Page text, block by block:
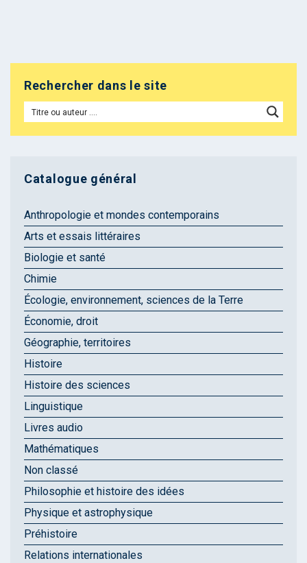
Rechercher dans le site
Catalogue général
Anthropologie et mondes contemporains
Arts et essais littéraires
Biologie et santé
Chimie
Écologie, environnement, sciences de la Terre
Économie, droit
Géographie, territoires
Histoire
Histoire des sciences
Linguistique
Livres audio
Mathématiques
Non classé
Philosophie et histoire des idées
Physique et astrophysique
Préhistoire
Relations internationales